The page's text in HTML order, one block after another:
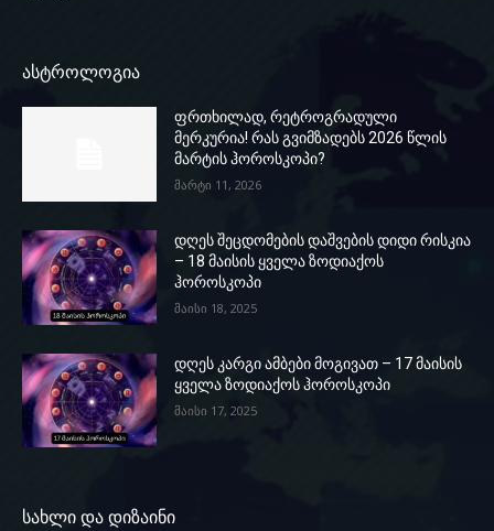
ასტროლოგია
ფრთხილად, რეტროგრადული
მერკურია! რას გვიმზადებს 2026 წლის
მარტის ჰოროსკოპი?
მარტი 11, 2026
დღეს შეცდომების დაშვების დიდი რისკია
– 18 მაისის ყველა ზოდიაქოს
ჰოროსკოპი
მაისი 18, 2025
დღეს კარგი ამბები მოგივათ – 17 მაისის
ყველა ზოდიაქოს ჰოროსკოპი
მაისი 17, 2025
სახლი და დიზაინი